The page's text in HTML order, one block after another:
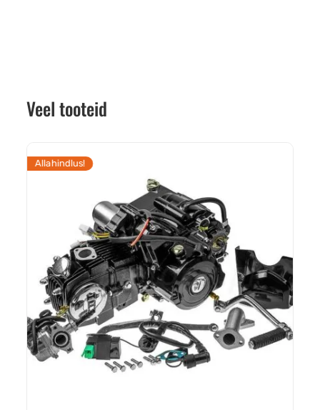
Veel tooteid
Allahindlus!